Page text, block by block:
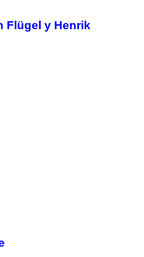
Flügel y Henrik